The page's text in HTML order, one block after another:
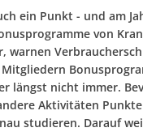
ein Punkt - und am
von
warnen
längst nicht immer.
Aktivitäten
studieren. Darauf